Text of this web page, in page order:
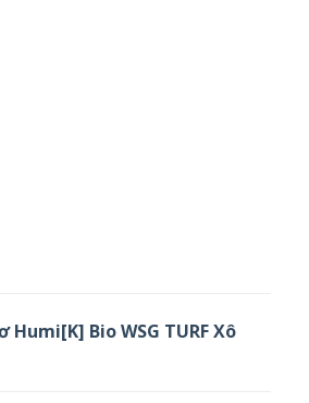
Humi[K] Bio WSG TURF Xô